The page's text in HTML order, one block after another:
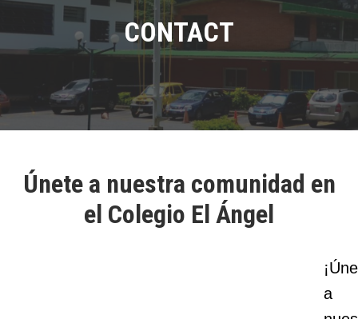
CONTACT
Únete a nuestra comunidad en
el Colegio El Ángel
a